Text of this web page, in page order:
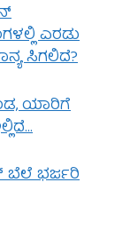
ಎರಡು
ಸಿಗಲಿದೆ?
ಯಾರಿಗೆ
ಬೆಲೆ ಭರ್ಜರಿ